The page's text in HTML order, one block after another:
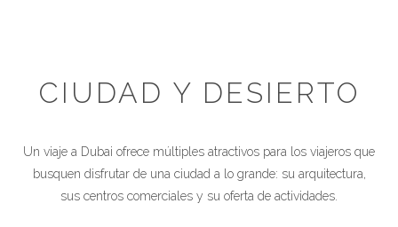
CIUDAD Y DESIERTO
Un viaje a Dubai ofrece múltiples atractivos para los viajeros que
busquen disfrutar de una ciudad a lo grande: su arquitectura,
sus centros comerciales y su oferta de actividades.